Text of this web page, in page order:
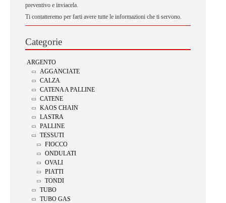
preventivo e inviacela.
Ti contatteremo per farti avere tutte le informazioni che ti servono.
Categorie
ARGENTO
AGGANCIATE
CALZA
CATENA A PALLINE
CATENE
KAOS CHAIN
LASTRA
PALLINE
TESSUTI
FIOCCO
ONDULATI
OVALI
PIATTI
TONDI
TUBO
TUBO GAS